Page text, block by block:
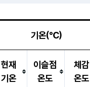
기온(℃)
현재
기온
이슬점
온도
체감
온도